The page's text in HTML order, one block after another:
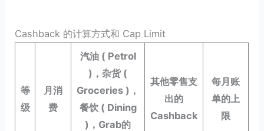
Cashback 的计算方式和 Cap Limit
等
级
月消
费
汽油 ( Petrol
)，杂货 (
Groceries )，
餐饮 ( Dining
)，Grab的
其他零售支
出的
Cashback
每月账
单的上
限